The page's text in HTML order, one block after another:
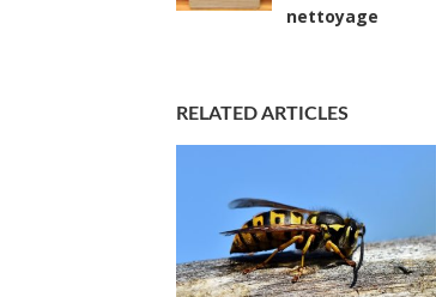
nettoyage
RELATED ARTICLES